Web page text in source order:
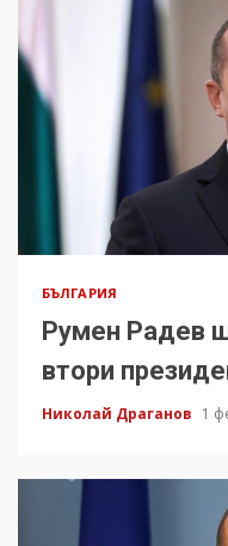
БЪЛГАРИЯ
Румен Радев
втори
Николай Драганов 1